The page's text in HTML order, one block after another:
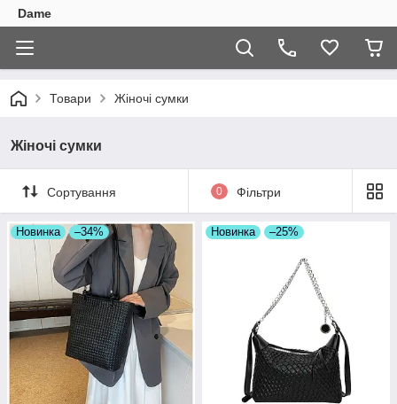
Dame
Товари Жіночі сумки
Жіночі сумки
Сортування 0 Фільтри
Новинка –34% Новинка –25%